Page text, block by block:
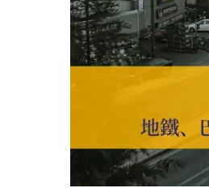
典
自
駕，
話
說！